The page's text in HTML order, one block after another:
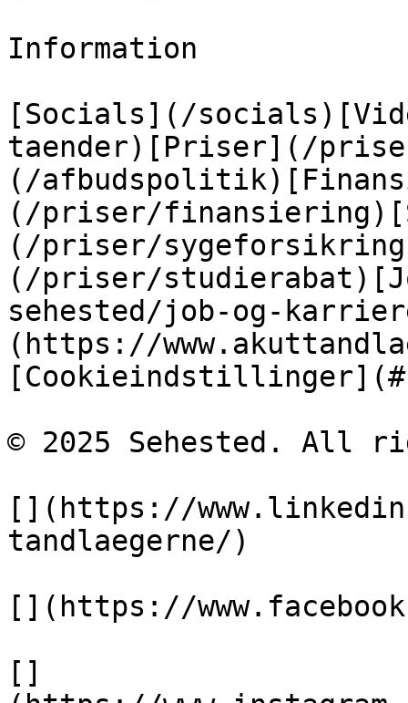
Information
[Socials](/
taender)[Priser](/
(/
(/priser/
(/priser/
(/priser/
sehested/job-og-
(https://
© 2025 Sehested. All
[](https://
tandlaegerne/)
[](https://
[]